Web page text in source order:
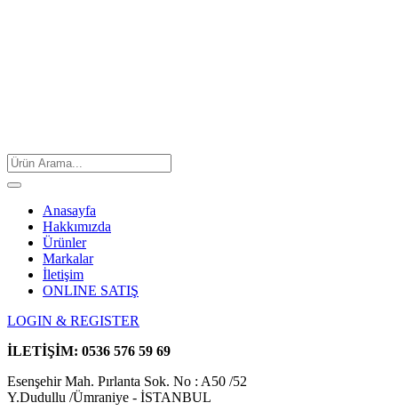
Anasayfa
Hakkımızda
Ürünler
Markalar
İletişim
ONLINE SATIŞ
LOGIN & REGISTER
İLETİŞİM: 0536 576 59 69
Esenşehir Mah. Pırlanta Sok. No : A50 /52
Y.Dudullu /Ümraniye - İSTANBUL